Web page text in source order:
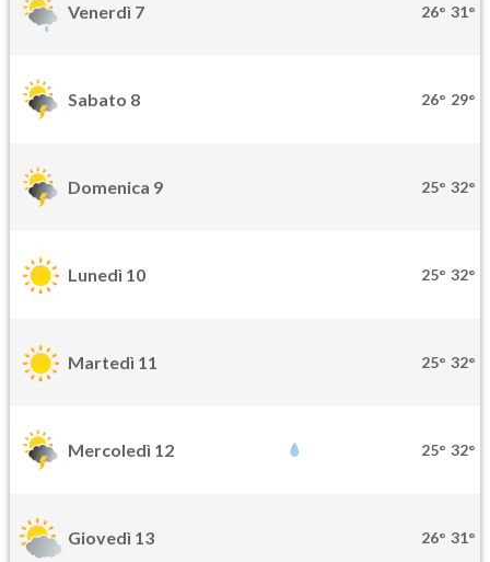
Venerdì 7 26° 31°
Sabato 8 26° 29°
Domenica 9 25° 32°
Lunedì 10 25° 32°
Martedì 11 25° 32°
Mercoledì 12 25° 32°
Giovedì 13 26° 31°